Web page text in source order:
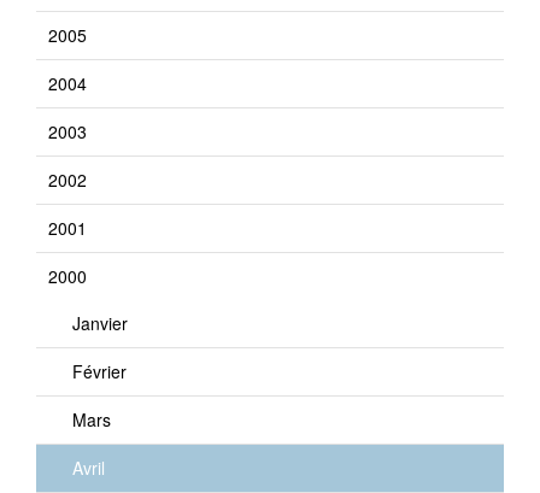
2005
2004
2003
2002
2001
2000
Janvier
Février
Mars
Avril